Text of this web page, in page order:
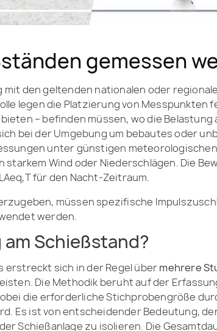
gemessen
den geltenden nationalen oder
legen die Platzierung von Messpunkten
– befinden müssen, wo die Belastung
bei der Umgebung um bebautes oder
unter günstigen
Wind oder Niederschlägen. Die
für den Nacht-Zeitraum.
müssen spezifische
werden.
Schießstand?
erstreckt sich in der Regel übermehrere
Die Methodik beruht auf der
die erforderliche Stichprobengröße
Es ist von entscheidender Bedeutung,
Schießanlage zu isolieren. Die